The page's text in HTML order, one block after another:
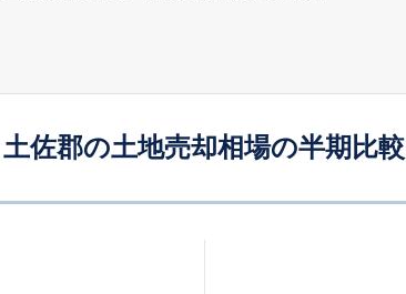
土佐郡の土地売却相場の半期比較